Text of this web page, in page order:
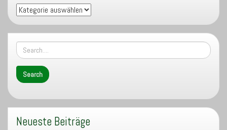
Kategorien
Neueste Beiträge